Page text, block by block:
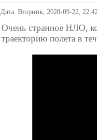
Дата: Вторник, 2020-09-22,
Очень странное НЛО,
траекторию полета в